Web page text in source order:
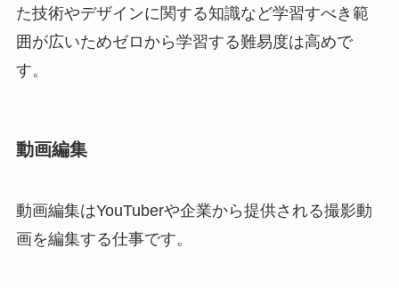
た技術やデザインに関する知識など学習すべき範
囲が広いためゼロから学習する難易度は高めで
す。
動画編集
動画編集はYouTuberや企業から提供される撮影動
画を編集する仕事です。